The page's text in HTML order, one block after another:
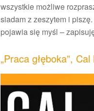
wszystkie możliwe
siadam z zeszytem i
pojawia się myśl –
„Praca głęboka”,